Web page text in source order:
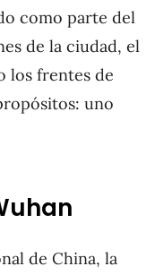
como parte del
de la ciudad, el
los frentes de
uno
de China, la